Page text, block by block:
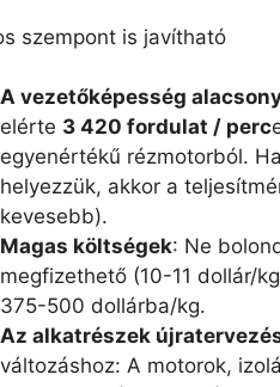
szempont is javítható
A vezetőképesség
elérte 3 420 fordulat / perc
egyenértékű rézmotorból.
helyezzük, akkor a
kevesebb).
Magas költségek: Ne
megfizethető (10-11 dollár/
375-500 dollárba/kg.
Az alkatrészek
változáshoz: A motorok,